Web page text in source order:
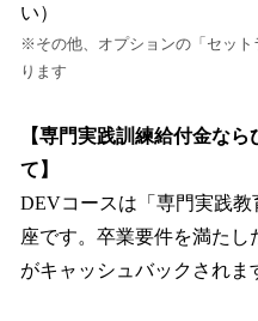
い）
※その他、オプションの「セッ
ります
【専門実践訓練給付金な
て】
DEVコースは「専門実践
座です。卒業要件を満たし
がキャッシュバックされま